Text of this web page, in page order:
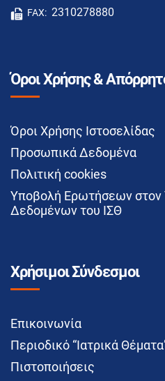
FAX: 2310278880
Όροι Χρήσης &
Όροι Χρήσης Ιστοσελίδας
Προσωπικά Δεδομένα
Πολιτική cookies
Υποβολή Ερωτήσεων στον
Δεδομένων του ΙΣΘ
Χρήσιμοι Σύνδεσμοι
Επικοινωνία
Περιοδικό “Ιατρικά
Πιστοποιήσεις